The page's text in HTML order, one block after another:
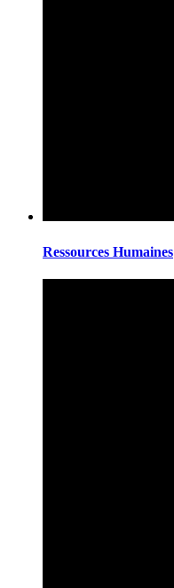
Ressources Humaines